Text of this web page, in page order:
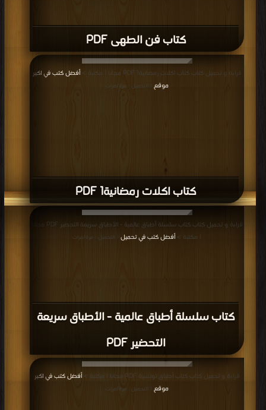
كتاب فن الطهى PDF
كتاب اكلات رمضانية1 PDF
قراءة و تحميل كتاب كتاب اكلات رمضانية1 PDF مجانا | مكتبة >
أفضل كتب في اكبر
موقع
| التحميل : مرة/مرات
كتاب سلسلة أطباق عالمية - الأطباق سريعة
التحضير PDF
قراءة و تحميل كتاب كتاب سلسلة أطباق عالمية - الأطباق سريعة التحضير PDF مجانا
| مكتبة >أفضل كتب في تحميل | التحميل : مرة/مرات
قراءة و تحميل كتاب كتاب أطباق تونسية PDF مجانا | مكتبة >
أفضل كتب في اكبر
موقع
| التحميل : مرة/مرات